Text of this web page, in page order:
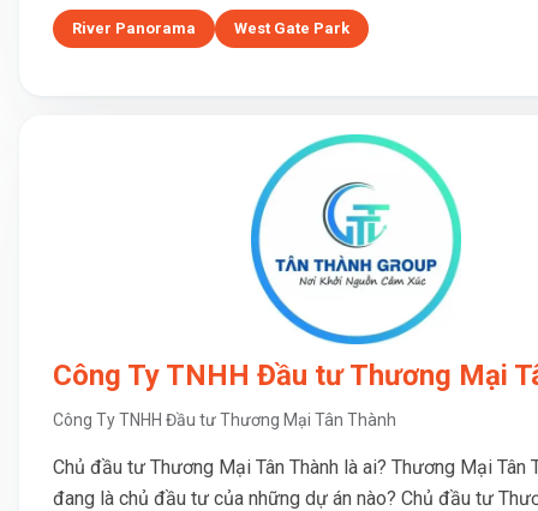
River Panorama West Gate Park
Công Ty TNHH Đầu tư Thương Mại
Công Ty TNHH Đầu tư Thương Mại Tân Thành
Chủ đầu tư Thương Mại Tân Thành là ai? Thương Mại Tân
đang là chủ đầu tư của những dự án nào? Chủ đầu tư